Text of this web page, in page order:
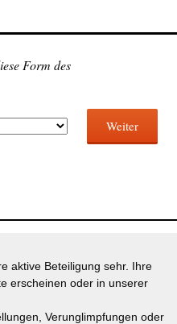
Form des
Weiter
aktive Beteiligung sehr. Ihre
erscheinen oder in unserer
Verunglimpfungen oder